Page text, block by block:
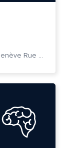
Cité des Métiers du Grand Genève Rue Prévost-Martin 6 1205 Genève